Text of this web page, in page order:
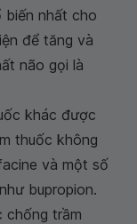
nhất cho
để tăng và
não gọi là
khác được
thuốc không
và một số
bupropion.
chống trầm